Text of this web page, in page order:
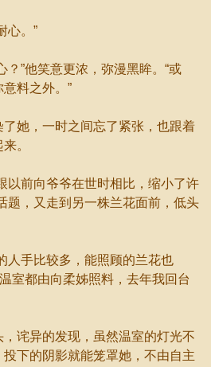
。”
”他笑意更浓，弥漫黑眸。“或
料之外。”
她，一时之间忘了紧张，也跟着
。
前向爷爷在世时相比，缩小了许
题，又走到另一株兰花面前，低头
手比较多，能照顾的兰花也
室都由向柔姊照料，去年我回台
诧异的发现，虽然温室的灯光不
下的阴影就能笼罩她，不由自主